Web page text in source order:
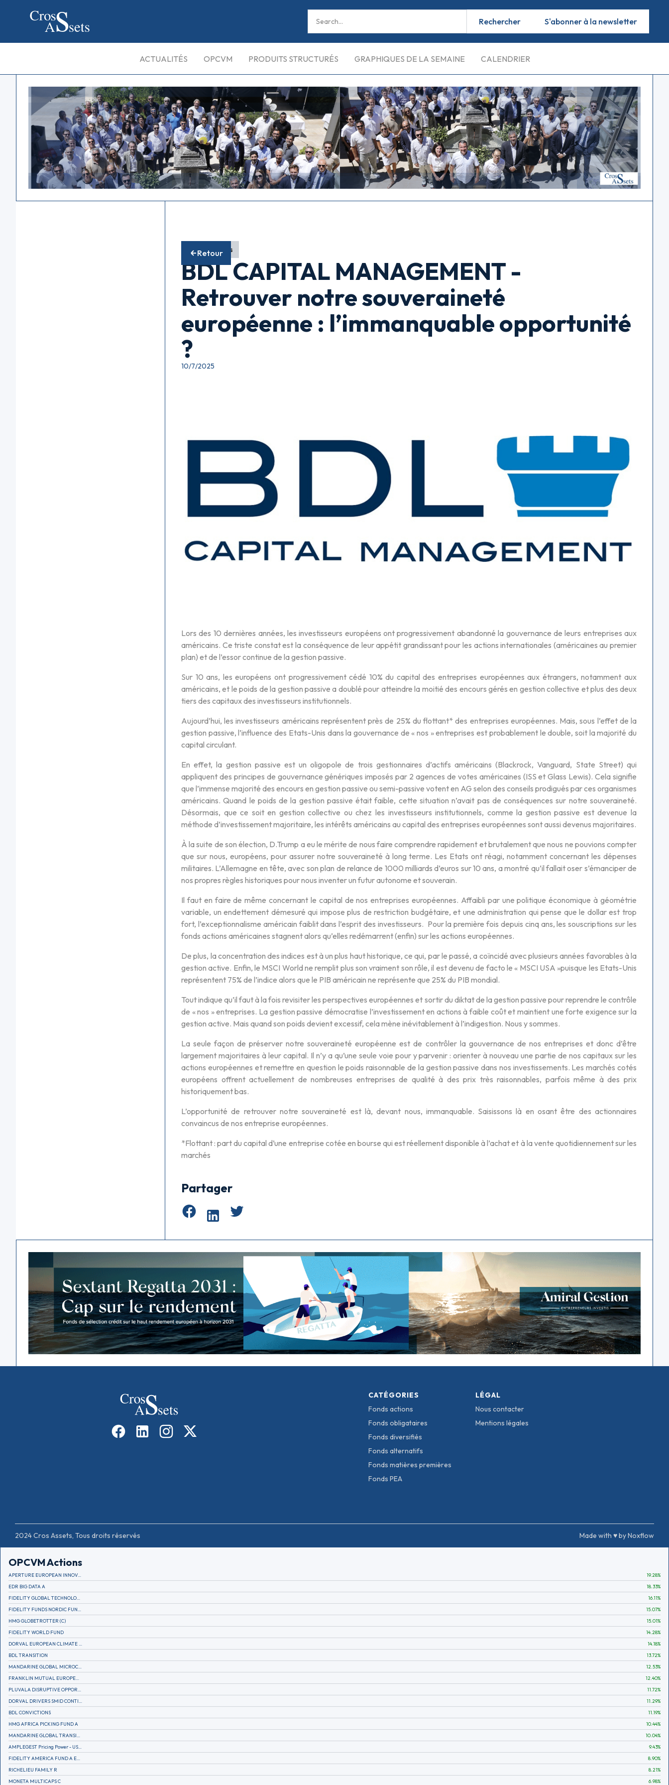
S'abonner à la newsletter
ACTUALITÉS OPCVM PRODUITS STRUCTURÉS GRAPHIQUES DE LA SEMAINE CALENDRIER
Retour
Fonds actions
BDL CAPITAL MANAGEMENT -
Retrouver notre souveraineté
européenne : l’immanquable opportunité
?
10/7/2025
Lors des 10 dernières années, les investisseurs européens ont progressivement abandonné la gouvernance de leurs entreprises aux
américains. Ce triste constat est la conséquence de leur appétit grandissant pour les actions internationales (américaines au premier
plan) et de l’essor continue de la gestion passive.
Sur 10 ans, les européens ont progressivement cédé 10% du capital des entreprises européennes aux étrangers, notamment aux
américains, et le poids de la gestion passive a doublé pour atteindre la moitié des encours gérés en gestion collective et plus des deux
tiers des capitaux des investisseurs institutionnels.
Aujourd’hui, les investisseurs américains représentent près de 25% du flottant* des entreprises européennes. Mais, sous l’effet de la
gestion passive, l’influence des Etats-Unis dans la gouvernance de « nos » entreprises est probablement le double, soit la majorité du
capital circulant.
En effet, la gestion passive est un oligopole de trois gestionnaires d’actifs américains (Blackrock, Vanguard, State Street) qui
appliquent des principes de gouvernance génériques imposés par 2 agences de votes américaines (ISS et Glass Lewis). Cela signifie
que l’immense majorité des encours en gestion passive ou semi-passive votent en AG selon des conseils prodigués par ces organismes
américains. Quand le poids de la gestion passive était faible, cette situation n’avait pas de conséquences sur notre souveraineté.
Désormais, que ce soit en gestion collective ou chez les investisseurs institutionnels, comme la gestion passive est devenue la
méthode d’investissement majoritaire, les intérêts américains au capital des entreprises européennes sont aussi devenus majoritaires.
À la suite de son élection, D.Trump a eu le mérite de nous faire comprendre rapidement et brutalement que nous ne pouvions compter
que sur nous, européens, pour assurer notre souveraineté à long terme. Les Etats ont réagi, notamment concernant les dépenses
militaires. L’Allemagne en tête, avec son plan de relance de 1000 milliards d’euros sur 10 ans, a montré qu’il fallait oser s’émanciper de
nos propres règles historiques pour nous inventer un futur autonome et souverain.
Il faut en faire de même concernant le capital de nos entreprises européennes. Affaibli par une politique économique à géométrie
variable, un endettement démesuré qui impose plus de restriction budgétaire, et une administration qui pense que le dollar est trop
fort, l’exceptionnalisme américain faiblit dans l’esprit des investisseurs. Pour la première fois depuis cinq ans, les souscriptions sur les
fonds actions américaines stagnent alors qu’elles redémarrent (enfin) sur les actions européennes.
De plus, la concentration des indices est à un plus haut historique, ce qui, par le passé, a coïncidé avec plusieurs années favorables à la
gestion active. Enfin, le MSCI World ne remplit plus son vraiment son rôle, il est devenu de facto le « MSCI USA »puisque les Etats-Unis
représentent 75% de l’indice alors que le PIB américain ne représente que 25% du PIB mondial.
Tout indique qu’il faut à la fois revisiter les perspectives européennes et sortir du diktat de la gestion passive pour reprendre le contrôle
de « nos » entreprises. La gestion passive démocratise l’investissement en actions à faible coût et maintient une forte exigence sur la
gestion active. Mais quand son poids devient excessif, cela mène inévitablement à l’indigestion. Nous y sommes.
La seule façon de préserver notre souveraineté européenne est de contrôler la gouvernance de nos entreprises et donc d’être
largement majoritaires à leur capital. Il n’y a qu’une seule voie pour y parvenir : orienter à nouveau une partie de nos capitaux sur les
actions européennes et remettre en question le poids raisonnable de la gestion passive dans nos investissements. Les marchés cotés
européens offrent actuellement de nombreuses entreprises de qualité à des prix très raisonnables, parfois même à des prix
historiquement bas.
L’opportunité de retrouver notre souveraineté est là, devant nous, immanquable. Saisissons là en osant être des actionnaires
convaincus de nos entreprise européennes.
*Flottant : part du capital d’une entreprise cotée en bourse qui est réellement disponible à l’achat et à la vente quotidiennement sur les
marchés
Partager
CATÉGORIES
Fonds actions
Fonds obligataires
Fonds diversifiés
Fonds alternatifs
Fonds matières premières
Fonds PEA
LÉGAL
Nous contacter
Mentions légales
2024 Cros Assets, Tous droits réservés Made with ♥ by Noxflow
OPCVM Actions
APERTURE EUROPEAN INNOVATION 19.28%
EDR BIG DATA A
18.33%
16.11%
15.07%
HMG GLOBETROTTER (C)
15.01%
FIDELITY WORLD FUND
14.28%
14.18%
BDL TRANSITION
13.72%
12.53%
12.40%
11.72%
11.29%
BDL CONVICTIONS
11.19%
HMG AFRICA PICKING FUND A
10.44%
10.04%
9.43%
8.90%
RICHELIEU FAMILY R
8.21%
MONETA MULTICAPS C
6.98%